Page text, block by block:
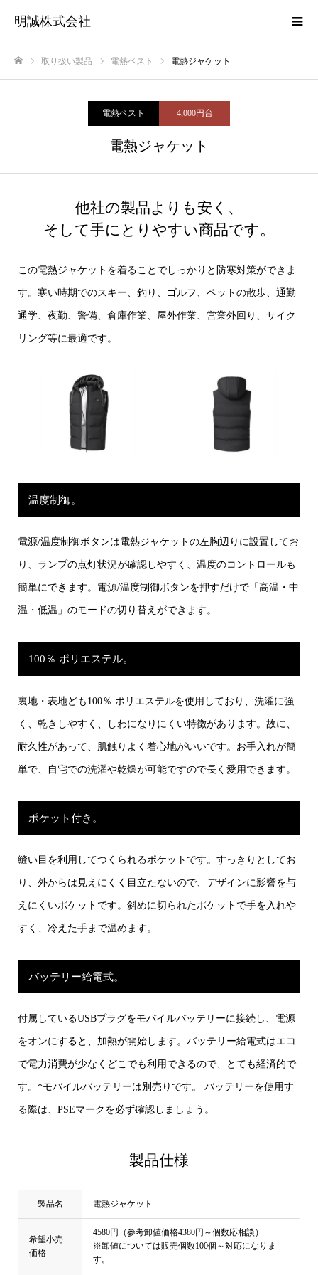
明誠株式会社
取り扱い製品 電熱ベスト 電熱ジャケット
電熱ベスト 4,000円台
電熱ジャケット
他社の製品よりも安く、
そして手にとりやすい商品です。
この電熱ジャケットを着ることでしっかりと防寒対策ができま
す。寒い時期でのスキー、釣り、ゴルフ、ペットの散歩、通勤
通学、夜勤、警備、倉庫作業、屋外作業、営業外回り、サイク
リング等に最適です。
温度制御。
電源/温度制御ボタンは電熱ジャケットの左胸辺りに設置してお
り、ランプの点灯状況が確認しやすく、温度のコントロールも
簡単にできます。電源/温度制御ボタンを押すだけで「高温・中
温・低温」のモードの切り替えができます。
100％ ポリエステル。
裏地・表地ども100％ ポリエステルを使用しており、洗濯に強
く、乾きしやすく、しわになりにくい特徴があります。故に、
耐久性があって、肌触りよく着心地がいいです。お手入れが簡
単で、自宅での洗濯や乾燥が可能ですので長く愛用できます。
ポケット付き。
縫い目を利用してつくられるポケットです。すっきりとしてお
り、外からは見えにくく目立たないので、デザインに影響を与
えにくいポケットです。斜めに切られたポケットで手を入れや
すく、冷えた手まで温めます。
バッテリー給電式。
付属しているUSBプラグをモバイルバッテリーに接続し、電源
をオンにすると、加熱が開始します。バッテリー給電式はエコ
で電力消費が少なくどこでも利用できるので、とても経済的で
す。*モバイルバッテリーは別売りです。 バッテリーを使用す
る際は、PSEマークを必ず確認しましょう。
製品仕様
製品名 電熱ジャケット
希望小売
価格
4580円（参考卸値価格4380円～個数応相談）
※卸値については販売個数100個～対応になりま
す。